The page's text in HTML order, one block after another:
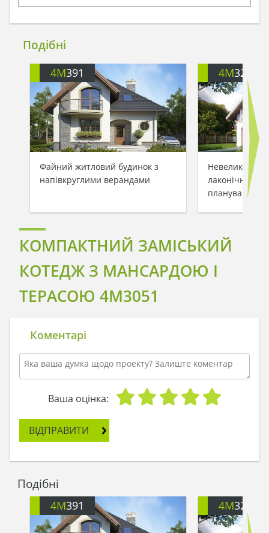
Подібні
4M391
Файний житловий будинок з
напівкруглими верандами
4M3200
Невеликий
лаконічним
плануванням
КОМПАКТНИЙ ЗАМІСЬКИЙ
КОТЕДЖ З МАНСАРДОЮ І
ТЕРАСОЮ 4M3051
Коментарі
Ваша оцінка:
ВІДПРАВИТИ
Подібні
4M391 4M3200